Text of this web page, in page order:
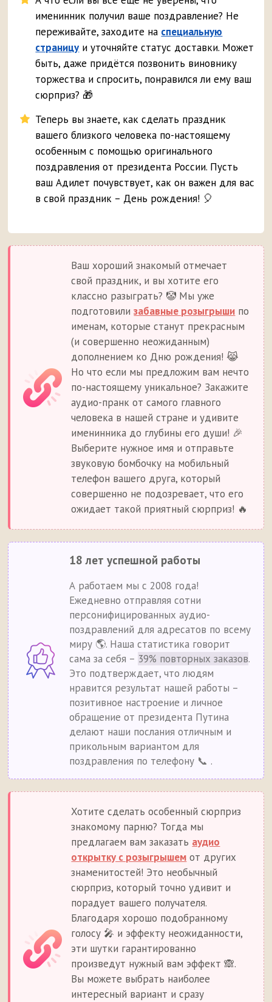
именинник получил ваше поздравление? Не
переживайте, заходите на специальную
страницуи уточняйте статус доставки. Может
быть, даже придётся позвонить виновнику
торжества и спросить, понравился ли ему ваш
сюрприз? 🎁
Теперь вы знаете, как сделать праздник
вашего близкого человека по-настоящему
особенным с помощью оригинального
поздравления от президента России. Пусть
ваш Адилет почувствует, как он важен для вас
в свой праздник – День рождения! 🎈
Ваш хороший знакомый отмечает
свой праздник, и вы хотите его
классно разыграть? 🤡 Мы уже
подготовилизабавные розыгрыши по
именам, которые станут прекрасным
(и совершенно неожиданным)
дополнением ко Дню рождения! 😹
Но что если мы предложим вам нечто
по-настоящему уникальное? Закажите
аудио-пранк от самого главного
человека в нашей стране и удивите
именинника до глубины его души! 🎉
Выберите нужное имя и отправьте
звуковую бомбочку на мобильный
телефон вашего друга, который
совершенно не подозревает, что его
ожидает такой приятный сюрприз! 🔥
18 лет успешной работы
А работаем мы с 2008 года!
Ежедневно отправляя сотни
персонифицированных аудио-
поздравлений для адресатов по всему
миру 🌎. Наша статистика говорит
сама за себя – 39% повторных заказов.
Это подтверждает, что людям
нравится результат нашей работы –
позитивное настроение и личное
обращение от президента Путина
делают наши послания отличным и
прикольным вариантом для
поздравления по телефону 📞 .
Хотите сделать особенный сюрприз
знакомому парню? Тогда мы
предлагаем вам заказать аудио
открытку с розыгрышем от других
знаменитостей! Это необычный
сюрприз, который точно удивит и
порадует вашего получателя.
Благодаря хорошо подобранному
голосу 🎤 и эффекту неожиданности,
эти шутки гарантированно
произведут нужный вам эффект 🙈.
Вы можете выбрать наиболее
интересный вариант и сразу